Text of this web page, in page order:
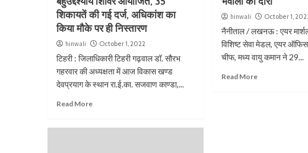
शिकायतें की गई दर्ज, अधिकांश का
किया मौके पर ही निस्तारण
hinwali October 1, 2022
टिहरी : जिलाधिकारी टिहरी गढ़वाल डॉ. सौरभ
गहरवार की अध्यक्षता में आज विकास खण्ड
देवप्रयाग के स्थान रा.ई.का. सजवाण काण्डा,...
Read More
hinwali October 1,
नैनीताल / लखनऊ : एयर
विशिष्ट सेवा मेडल, एयर
चीफ, मध्य वायु कमान ने 29...
Read More